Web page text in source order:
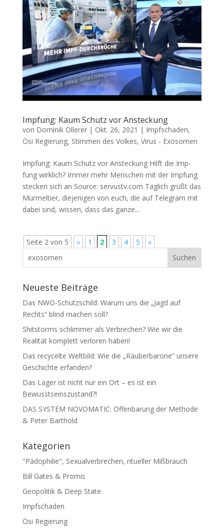
Impfung: Kaum Schutz vor Ansteckung
von Dominik Öllerer| Okt. 26, 2021 | Impfschaden,
Ösi Regierung, Stimmen des Volkes, Virus - Exosomen
Impfung: Kaum Schutz vor Ansteckung Hilft die Imp­
fung wirk­lich? Immer mehr Men­schen mit der Imp­fung
ste­cken sich an Source: servustv.com Täg­lich grüßt das
Mur­mel­tier, die­je­ni­gen von euch, die auf Tele­gram mit
dabei sind, wis­sen, dass das gan­ze...
Seite 2 von 5 « 1 2 3 4 5 »
Neueste Beiträge
Das NWO-Schutzschild: Warum uns die „Jagd auf
Rechts“ blind machen soll?
Shitstorms schlimmer als Verbrechen? Wie wir die
Realität komplett verloren haben!
Das recycelte Weltbild: Wie die „Räuberbarone“ unsere
Geschichte erfanden?
Das Lager ist nicht nur ein Ort – es ist ein
Bewusstseinszustand?!
DAS SYSTEM NOVOMATIC: Offenbarung der Methode
& Peter Barthold
Kategorien
"Pädophilie", Sexualverbrechen, ritueller Mißbrauch
Bill Gates & Promis
Geopolitik & Deep State
Impfschaden
Ösi Regierung